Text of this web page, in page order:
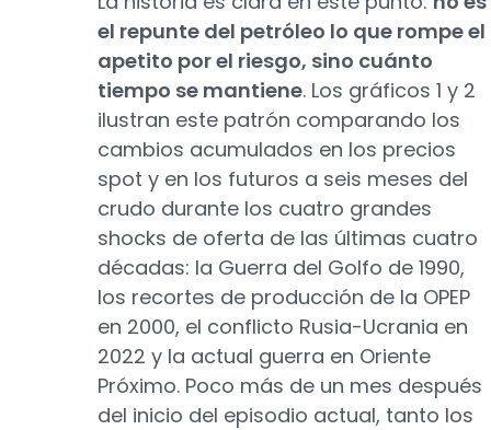
el repunte del petróleo lo que rompe el
apetito por el riesgo, sino cuánto
tiempo se mantiene. Los gráficos 1 y 2
ilustran este patrón comparando los
cambios acumulados en los precios
spot y en los futuros a seis meses del
crudo durante los cuatro grandes
shocks de oferta de las últimas cuatro
décadas: la Guerra del Golfo de 1990,
los recortes de producción de la OPEP
en 2000, el conflicto Rusia-Ucrania en
2022 y la actual guerra en Oriente
Próximo. Poco más de un mes después
del inicio del episodio actual, tanto los